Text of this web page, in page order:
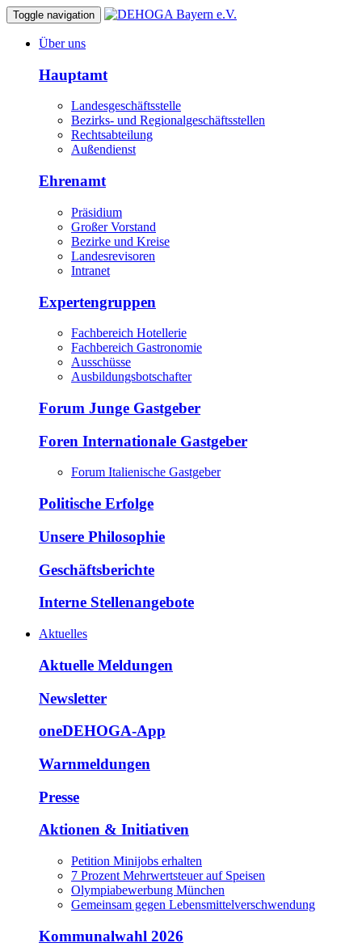
Toggle navigation
Über uns
Hauptamt
Landesgeschäftsstelle
Bezirks- und Regionalgeschäftsstellen
Rechtsabteilung
Außendienst
Ehrenamt
Präsidium
Großer Vorstand
Bezirke und Kreise
Landesrevisoren
Intranet
Expertengruppen
Fachbereich Hotellerie
Fachbereich Gastronomie
Ausschüsse
Ausbildungsbotschafter
Forum Junge Gastgeber
Foren Internationale Gastgeber
Forum Italienische Gastgeber
Politische Erfolge
Unsere Philosophie
Geschäftsberichte
Interne Stellenangebote
Aktuelles
Aktuelle Meldungen
Newsletter
oneDEHOGA-App
Warnmeldungen
Presse
Aktionen & Initiativen
Petition Minijobs erhalten
7 Prozent Mehrwertsteuer auf Speisen
Olympiabewerbung München
Gemeinsam gegen Lebensmittelverschwendung
Kommunalwahl 2026